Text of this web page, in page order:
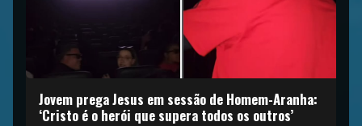
Jovem prega Jesus em sessão de Homem-Aranha:
‘Cristo é o herói que supera todos os outros’